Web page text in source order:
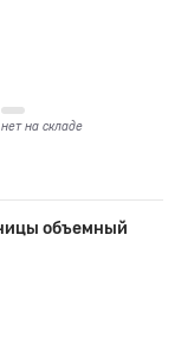
нет на складе
объемный